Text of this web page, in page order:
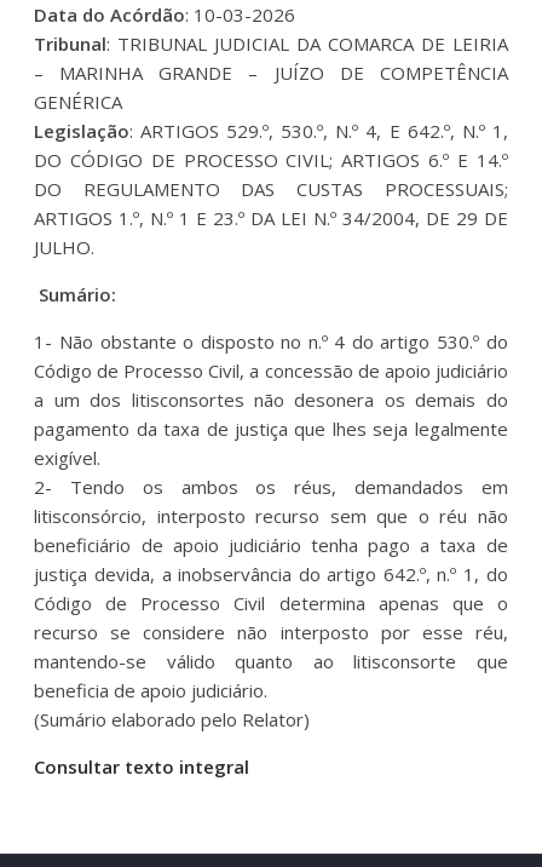
Data do Acórdão: 10-03-2026
Tribunal: TRIBUNAL JUDICIAL DA COMARCA DE LEIRIA
– MARINHA GRANDE – JUÍZO DE COMPETÊNCIA
GENÉRICA
Legislação: ARTIGOS 529.º, 530.º, N.º 4, E 642.º, N.º 1,
DO CÓDIGO DE PROCESSO CIVIL; ARTIGOS 6.º E 14.º
DO REGULAMENTO DAS CUSTAS PROCESSUAIS;
ARTIGOS 1.º, N.º 1 E 23.º DA LEI N.º 34/2004, DE 29 DE
JULHO.
Sumário:
1- Não obstante o disposto no n.º 4 do artigo 530.º do
Código de Processo Civil, a concessão de apoio judiciário
a um dos litisconsortes não desonera os demais do
pagamento da taxa de justiça que lhes seja legalmente
exigível.
2- Tendo os ambos os réus, demandados em
litisconsórcio, interposto recurso sem que o réu não
beneficiário de apoio judiciário tenha pago a taxa de
justiça devida, a inobservância do artigo 642.º, n.º 1, do
Código de Processo Civil determina apenas que o
recurso se considere não interposto por esse réu,
mantendo-se válido quanto ao litisconsorte que
beneficia de apoio judiciário.
(Sumário elaborado pelo Relator)
Consultar texto integral